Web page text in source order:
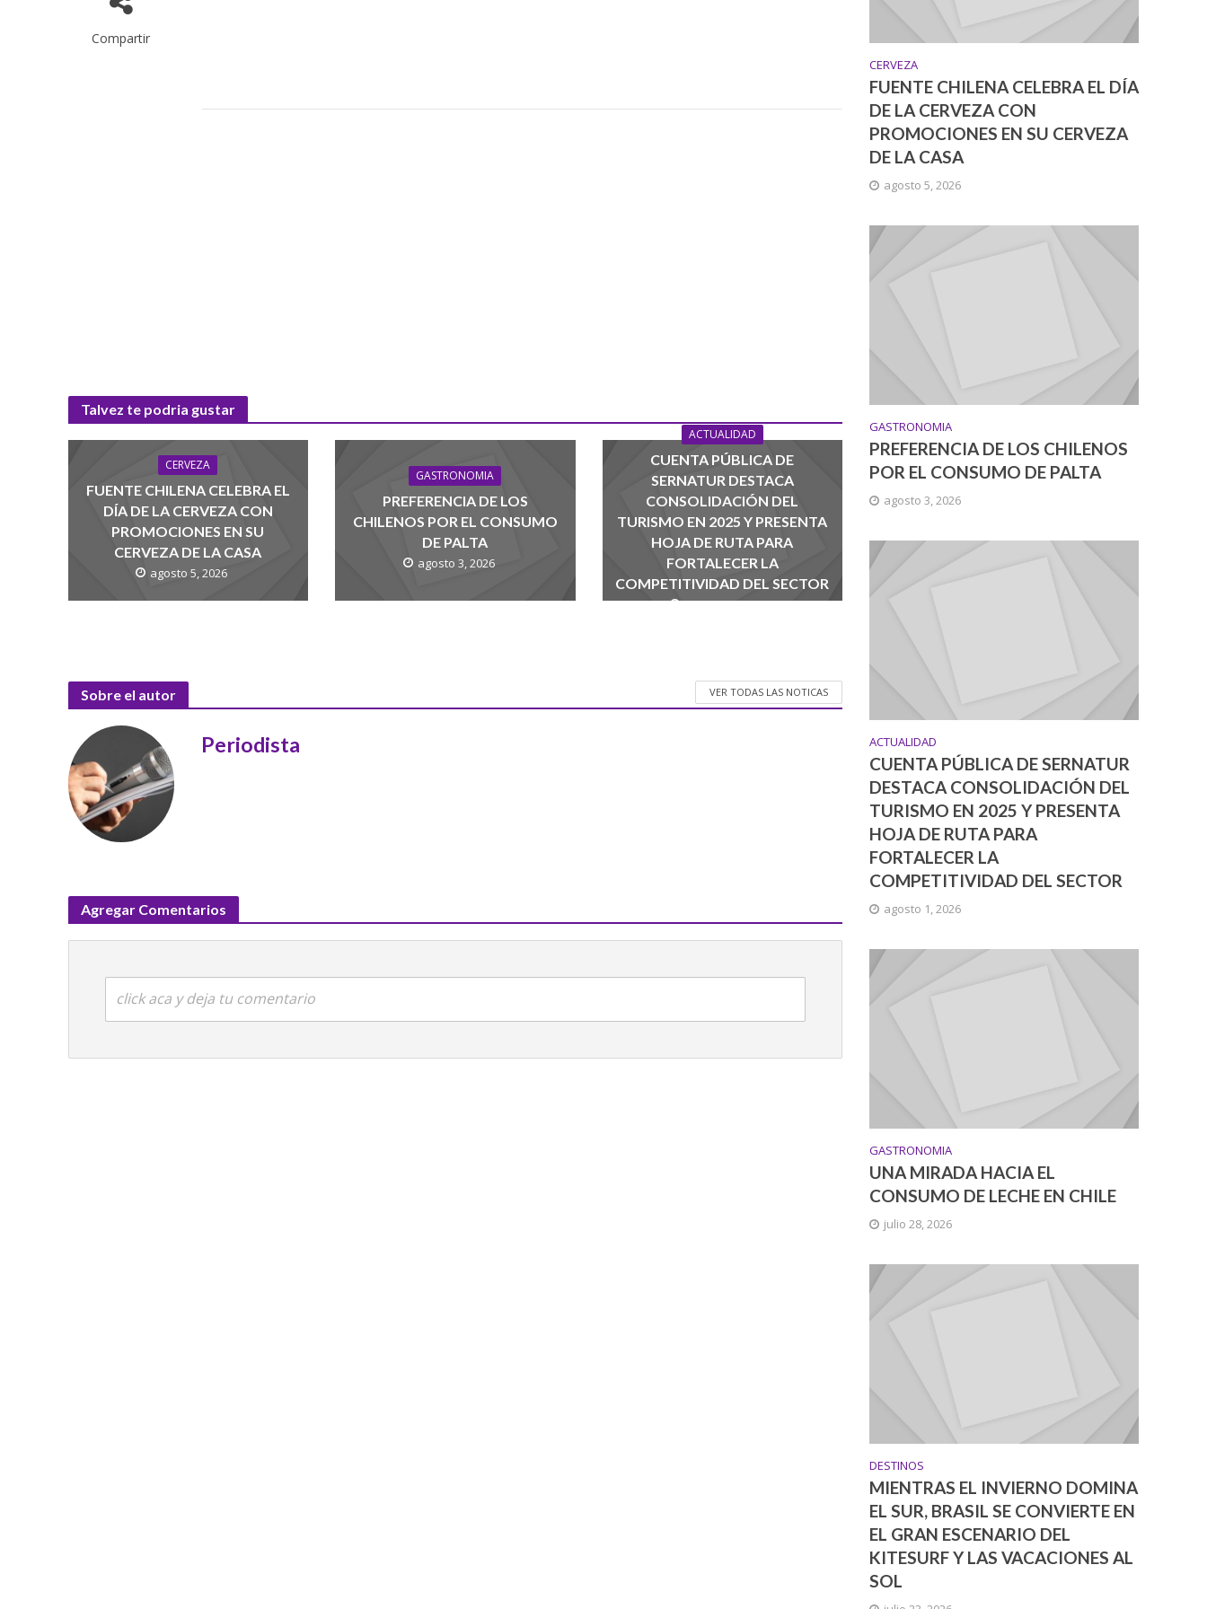
Compartir
Talvez te podria gustar
CERVEZA
FUENTE CHILENA CELEBRA EL
DÍA DE LA CERVEZA CON
PROMOCIONES EN SU
CERVEZA DE LA CASA
agosto 5, 2026
GASTRONOMIA
PREFERENCIA DE LOS
CHILENOS POR EL CONSUMO
DE PALTA
agosto 3, 2026
ACTUALIDAD
CUENTA PÚBLICA DE
SERNATUR DESTACA
CONSOLIDACIÓN DEL
TURISMO EN 2025 Y PRESENTA
HOJA DE RUTA PARA
FORTALECER LA
COMPETITIVIDAD DEL SECTOR
agosto 1, 2026
Sobre el autor VER TODAS LAS NOTICAS
Periodista
Agregar Comentarios
click aca y deja tu comentario
CERVEZA
FUENTE CHILENA CELEBRA EL DÍA
DE LA CERVEZA CON
PROMOCIONES EN SU CERVEZA
DE LA CASA
agosto 5, 2026
GASTRONOMIA
PREFERENCIA DE LOS CHILENOS
POR EL CONSUMO DE PALTA
agosto 3, 2026
ACTUALIDAD
CUENTA PÚBLICA DE SERNATUR
DESTACA CONSOLIDACIÓN DEL
TURISMO EN 2025 Y PRESENTA
HOJA DE RUTA PARA
FORTALECER LA
COMPETITIVIDAD DEL SECTOR
agosto 1, 2026
GASTRONOMIA
UNA MIRADA HACIA EL
CONSUMO DE LECHE EN CHILE
julio 28, 2026
DESTINOS
MIENTRAS EL INVIERNO DOMINA
EL SUR, BRASIL SE CONVIERTE EN
EL GRAN ESCENARIO DEL
KITESURF Y LAS VACACIONES AL
SOL